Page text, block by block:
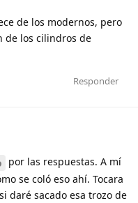
de los modernos, pero
de los cilindros de
Responder
por las respuestas. A mí
se coló eso ahí. Tocara
daré sacado esa trozo de